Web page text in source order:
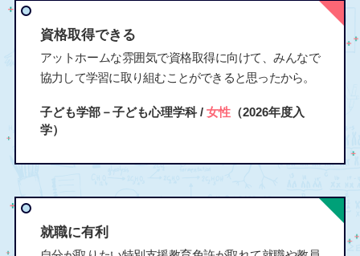
資格取得できる
アットホームな雰囲気で資格取得に向けて、みんなで
協力して学習に取り組むことができると思ったから。
子ども学部－子ども心理学科 / 女性（2026年度入
学）
就職に有利